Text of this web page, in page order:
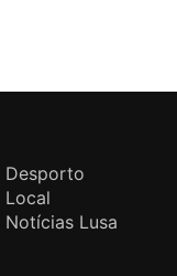
Desporto
Local
Notícias Lusa